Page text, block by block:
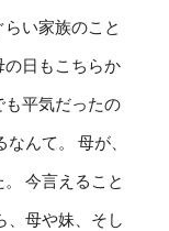
い家族のこと
の日もこちらか
も平気だったの
んて。 母が、
今言えること
、母や妹、そし